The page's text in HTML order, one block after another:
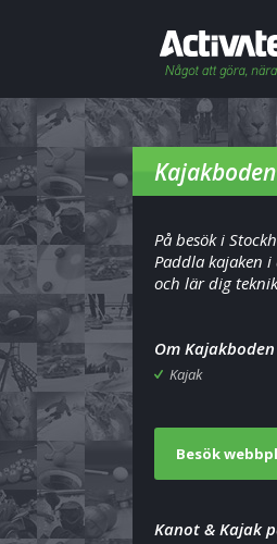
Kajakboden
På besök i
Paddla kajaken
och lär dig
Om Kajakboden
Kajak
Besök
Kanot & Kajak